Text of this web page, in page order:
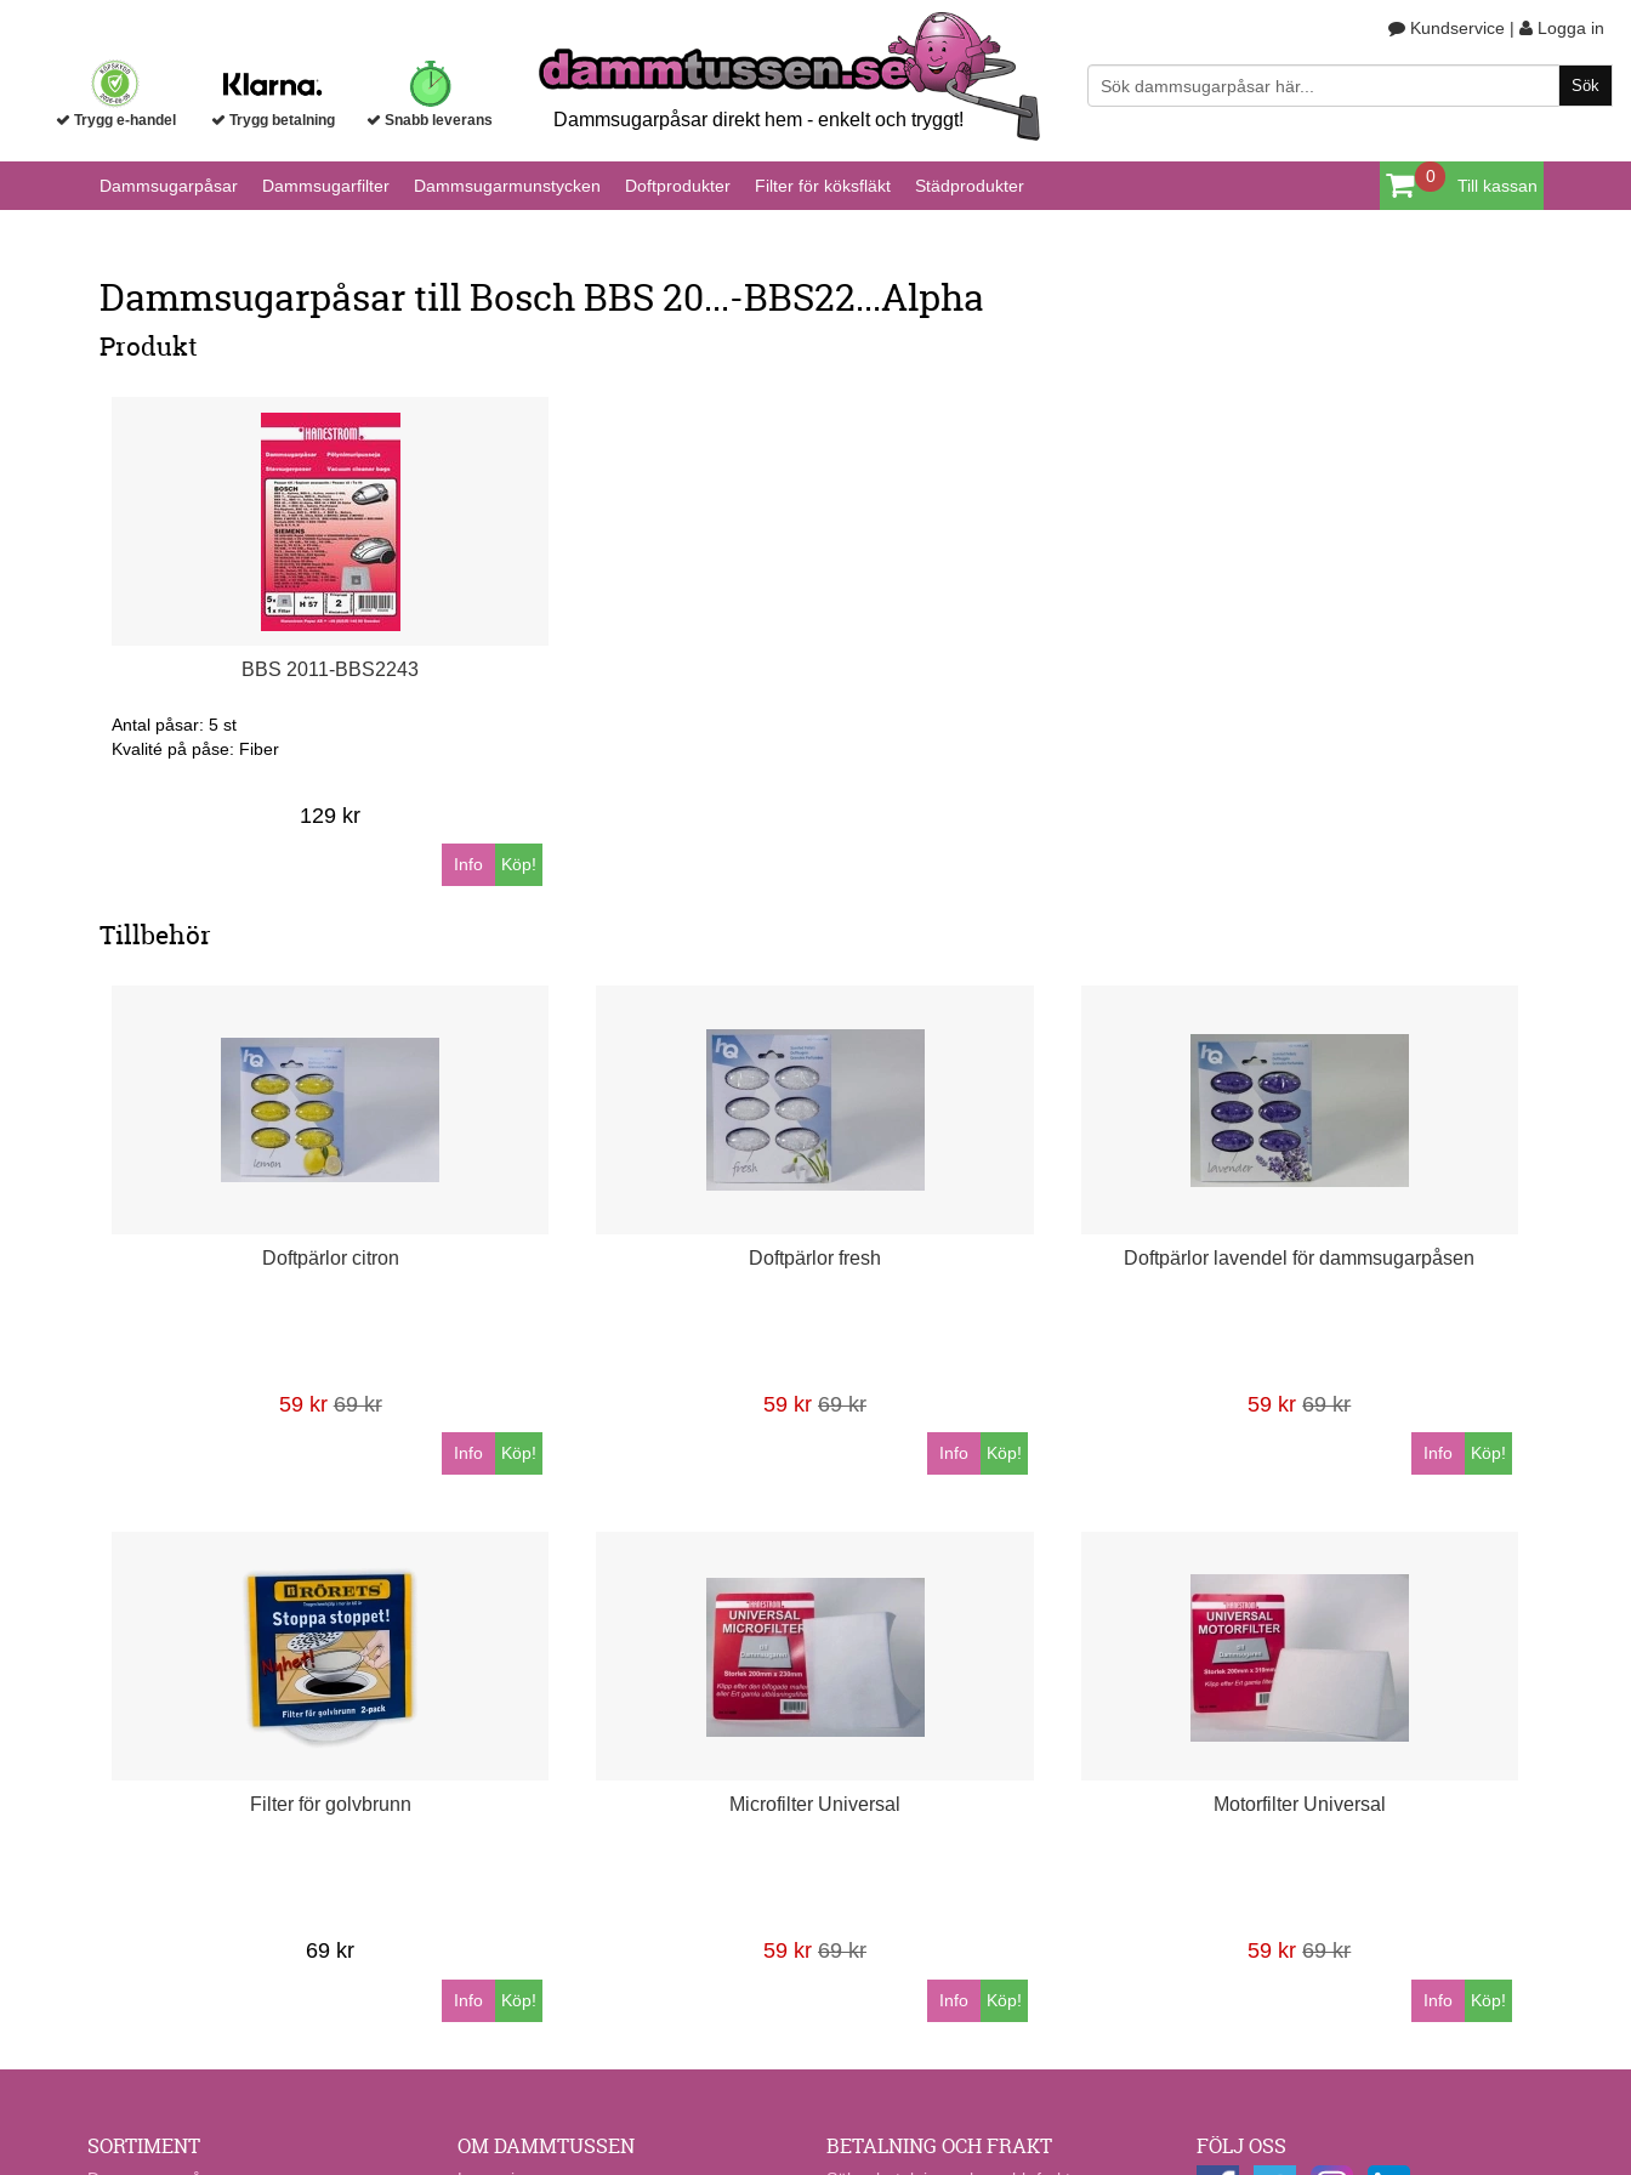
Dammsugarpåsar direkt hem - enkelt och tryggt!
Trygg e-handel Trygg betalning Snabb leverans
Kundservice | Logga in
0 Till kassan
Dammsugarpåsar Dammsugarfilter Dammsugarmunstycken Doftprodukter Filter för köksfläkt Städprodukter
Dammsugarpåsar till Bosch BBS 20...-BBS22...Alpha
Produkt
BBS 2011-BBS2243
Antal påsar: 5 st
Kvalité på påse: Fiber
129 kr
Köp!
Info
Tillbehör
Doftpärlor citron
59 kr 69 kr
Köp!
Info
Doftpärlor fresh
59 kr 69 kr
Köp!
Info
Doftpärlor lavendel för dammsugarpåsen
59 kr 69 kr
Köp!
Info
Filter för golvbrunn
69 kr
Köp!
Info
Microfilter Universal
59 kr 69 kr
Köp!
Info
Motorfilter Universal
59 kr 69 kr
Köp!
Info
SORTIMENT OM DAMMTUSSEN BETALNING OCH FRAKT FÖLJ OSS